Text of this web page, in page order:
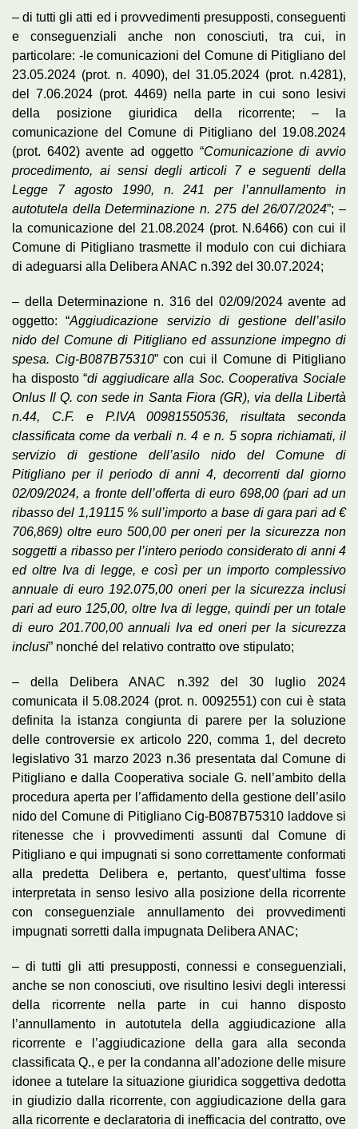
– di tutti gli atti ed i provvedimenti presupposti, conseguenti
e conseguenziali anche non conosciuti, tra cui, in
particolare: -le comunicazioni del Comune di Pitigliano del
23.05.2024 (prot. n. 4090), del 31.05.2024 (prot. n.4281),
del 7.06.2024 (prot. 4469) nella parte in cui sono lesivi
della posizione giuridica della ricorrente; – la
comunicazione del Comune di Pitigliano del 19.08.2024
(prot. 6402) avente ad oggetto “Comunicazione di avvio
procedimento, ai sensi degli articoli 7 e seguenti della
Legge 7 agosto 1990, n. 241 per l’annullamento in
autotutela della Determinazione n. 275 del 26/07/2024”; –
la comunicazione del 21.08.2024 (prot. N.6466) con cui il
Comune di Pitigliano trasmette il modulo con cui dichiara
di adeguarsi alla Delibera ANAC n.392 del 30.07.2024;
– della Determinazione n. 316 del 02/09/2024 avente ad
oggetto: “Aggiudicazione servizio di gestione dell’asilo
nido del Comune di Pitigliano ed assunzione impegno di
spesa. Cig-B087B75310” con cui il Comune di Pitigliano
ha disposto “di aggiudicare alla Soc. Cooperativa Sociale
Onlus Il Q. con sede in Santa Fiora (GR), via della Libertà
n.44, C.F. e P.IVA 00981550536, risultata seconda
classificata come da verbali n. 4 e n. 5 sopra richiamati, il
servizio di gestione dell’asilo nido del Comune di
Pitigliano per il periodo di anni 4, decorrenti dal giorno
02/09/2024, a fronte dell’offerta di euro 698,00 (pari ad un
ribasso del 1,19115 % sull’importo a base di gara pari ad €
706,869) oltre euro 500,00 per oneri per la sicurezza non
soggetti a ribasso per l’intero periodo considerato di anni 4
ed oltre Iva di legge, e così per un importo complessivo
annuale di euro 192.075,00 oneri per la sicurezza inclusi
pari ad euro 125,00, oltre Iva di legge, quindi per un totale
di euro 201.700,00 annuali Iva ed oneri per la sicurezza
inclusi” nonché del relativo contratto ove stipulato;
– della Delibera ANAC n.392 del 30 luglio 2024
comunicata il 5.08.2024 (prot. n. 0092551) con cui è stata
definita la istanza congiunta di parere per la soluzione
delle controversie ex articolo 220, comma 1, del decreto
legislativo 31 marzo 2023 n.36 presentata dal Comune di
Pitigliano e dalla Cooperativa sociale G. nell’ambito della
procedura aperta per l’affidamento della gestione dell’asilo
nido del Comune di Pitigliano Cig-B087B75310 laddove si
ritenesse che i provvedimenti assunti dal Comune di
Pitigliano e qui impugnati si sono correttamente conformati
alla predetta Delibera e, pertanto, quest’ultima fosse
interpretata in senso lesivo alla posizione della ricorrente
con conseguenziale annullamento dei provvedimenti
impugnati sorretti dalla impugnata Delibera ANAC;
– di tutti gli atti presupposti, connessi e conseguenziali,
anche se non conosciuti, ove risultino lesivi degli interessi
della ricorrente nella parte in cui hanno disposto
l’annullamento in autotutela della aggiudicazione alla
ricorrente e l’aggiudicazione della gara alla seconda
classificata Q., e per la condanna all’adozione delle misure
idonee a tutelare la situazione giuridica soggettiva dedotta
in giudizio dalla ricorrente, con aggiudicazione della gara
alla ricorrente e declaratoria di inefficacia del contratto, ove